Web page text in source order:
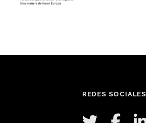
REDES SOCIALES